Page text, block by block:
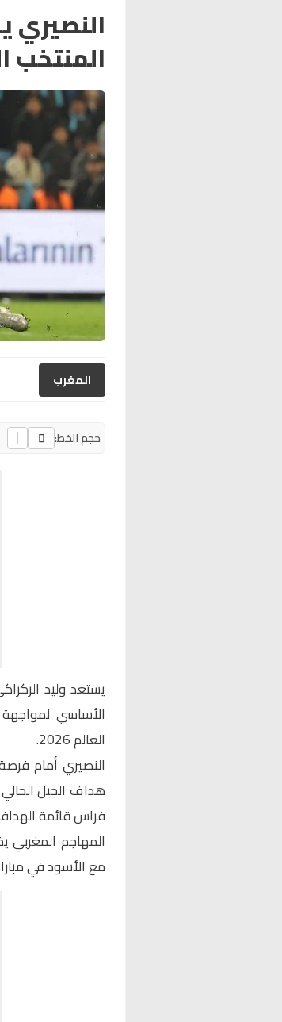
النصيري
المنتخب
المغرب
حجم الخط:
يستعد وليد
الأساسي
العالم 2026.
النصيري أمام
فراس قائمة الهدافين التاريخيين بـ36
مع الأسود في